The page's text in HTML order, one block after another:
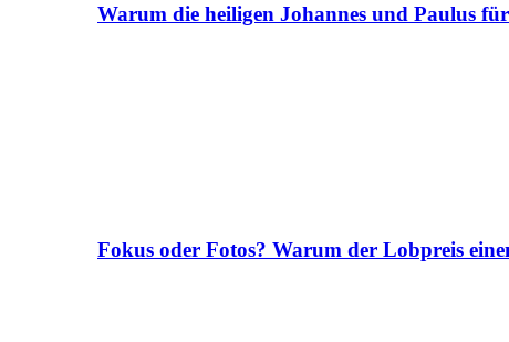
Warum die heiligen Johannes und Paulus
Fokus oder Fotos? Warum der Lobpreis